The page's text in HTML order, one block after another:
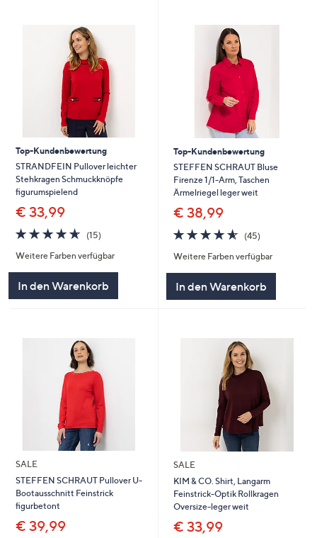
Top-Kundenbewertung
STRANDFEIN Pullover leichter
Stehkragen Schmuckknöpfe
figurumspielend
€ 33,99
4.6
von
5
(15)
Weitere Farben verfügbar
In den Warenkorb
Top-Kundenbewertung
STEFFEN SCHRAUT Bluse
Firenze 1/1-Arm, Taschen
Ärmelriegel leger weit
€ 38,99
4.6
von
5
(45)
Weitere Farben verfügbar
In den Warenkorb
SALE
STEFFEN SCHRAUT Pullover U-
Bootausschnitt Feinstrick
figurbetont
€ 39,99
SALE
KIM & CO. Shirt, Langarm
Feinstrick-Optik Rollkragen
Oversize-leger weit
€ 33,99